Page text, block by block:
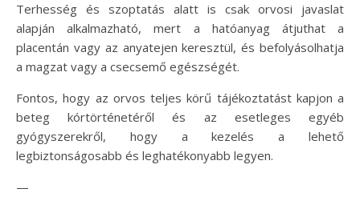
Terhesség és szoptatás alatt is csak orvosi javaslat
alapján alkalmazható, mert a hatóanyag átjuthat a
placentán vagy az anyatejen keresztül, és befolyásolhatja
a magzat vagy a csecsemő egészségét.
Fontos, hogy az orvos teljes körű tájékoztatást kapjon a
beteg kórtörténetéről és az esetleges egyéb
gyógyszerekről, hogy a kezelés a lehető
legbiztonságosabb és leghatékonyabb legyen.
—